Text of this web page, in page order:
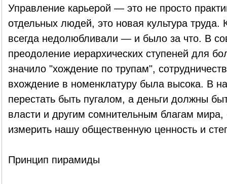
Управление карьерой — это не просто
отдельных людей, это новая культура труда.
всегда недолюбливали — и было за что. В
преодоление иерархических ступеней для
значило "хождение по трупам",
вхождение в номенклатуру была высока. В
перестать быть пугалом, а деньги должны
власти и другим сомнительным благам мира,
измерить нашу общественную ценность и
Принцип пирамиды